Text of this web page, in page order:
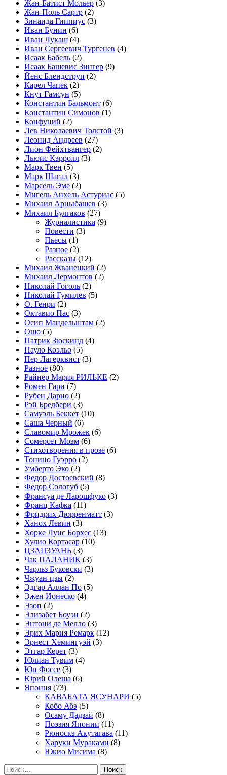
Жан-Батист Мольер (3)
Жан-Поль Сартр (2)
Зинаида Гиппиус (3)
Иван Бунин (6)
Иван Лукаш (4)
Иван Сергеевич Тургенев (4)
Исаак Бабель (2)
Исаак Башевис Зингер (9)
Йенс Блендструп (2)
Карел Чапек (2)
Кнут Гамсун (5)
Константин Бальмонт (6)
Константин Симонов (1)
Конфуций (2)
Лев Николаевич Толстой (3)
Леонид Андреев (27)
Лион Фейхтвангер (2)
Льюис Кэрролл (3)
Марк Твен (5)
Марк Шагал (3)
Марсель Эме (2)
Мигель Анхель Астуриас (5)
Михаил Арцыбашев (3)
Михаил Булгаков (27)
Журналистика (9)
Повести (3)
Пьесы (1)
Разное (2)
Рассказы (12)
Михаил Жванецкий (2)
Михаил Лермонтов (2)
Николай Гоголь (2)
Николай Гумилев (5)
О. Генри (2)
Октавио Пас (3)
Осип Мандельштам (2)
Ошо (5)
Патрик Зюскинд (4)
Пауло Коэльо (5)
Пер Лагерквист (3)
Разное (80)
Райнер Мария РИЛЬКЕ (2)
Ромен Гари (7)
Рубен Дарио (2)
Рэй Бредбери (3)
Самуэль Беккет (10)
Саша Черный (6)
Славомир Мрожек (6)
Сомерсет Моэм (6)
Стихотворения в прозе (6)
Тонино Гуэрро (2)
Умберто Эко (2)
Федор Достоевский (8)
Федор Сологуб (5)
Франсуа де Ларошфуко (3)
Франц Кафка (11)
Фридрих Дюрренматт (3)
Ханох Левин (3)
Хорке Луис Борхес (13)
Хулио Кортасар (10)
ЦЗАЦЗУАНЬ (3)
Чак ПАЛАНИК (3)
Чарльз Буковски (3)
Чжуан-цзы (2)
Эдгар Аллан По (5)
Эжен Ионеско (4)
Эзоп (2)
Элизабет Боуэн (2)
Энтони де Мелло (3)
Эрих Мария Ремарк (12)
Эрнест Хемингуэй (3)
Этгар Керет (3)
Юлиан Тувим (4)
Юн Фоссе (3)
Юрий Олеша (6)
Япония (73)
КАВАБАТА ЯСУНАРИ (5)
Кобо Абэ (5)
Осаму Дадзай (8)
Поэзия Японии (11)
Рюноскэ Акутагава (11)
Харуки Мураками (8)
Юкио Мисима (8)
Найти: